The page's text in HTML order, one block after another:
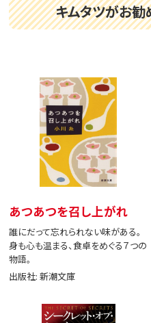
キムタツがお
あつあつを召し上がれ
誰にだって忘れられない味がある。
身も心も温まる、食卓をめぐる７つの
物語。
出版社: 新潮文庫